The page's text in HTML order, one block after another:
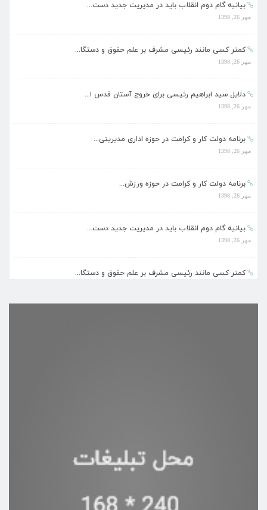
بیانیه گام دوم انقلاب باید در مدیریت جدید دست...
مهر 26, 1398
کمتر کسی مانند رئیسی مشرف بر علم حقوق و دستگا...
مهر 26, 1398
دلایل سید ابراهیم رئیسی برای خروج آستان قدس ا...
مهر 26, 1398
برنامه دولت کار و کرامت در حوزه اداری مدیریتی...
مهر 26, 1398
برنامه دولت کار و کرامت در حوزه ورزش...
مهر 26, 1398
بیانیه گام دوم انقلاب باید در مدیریت جدید دست...
مهر 26, 1398
کمتر کسی مانند رئیسی مشرف بر علم حقوق و دستگا...